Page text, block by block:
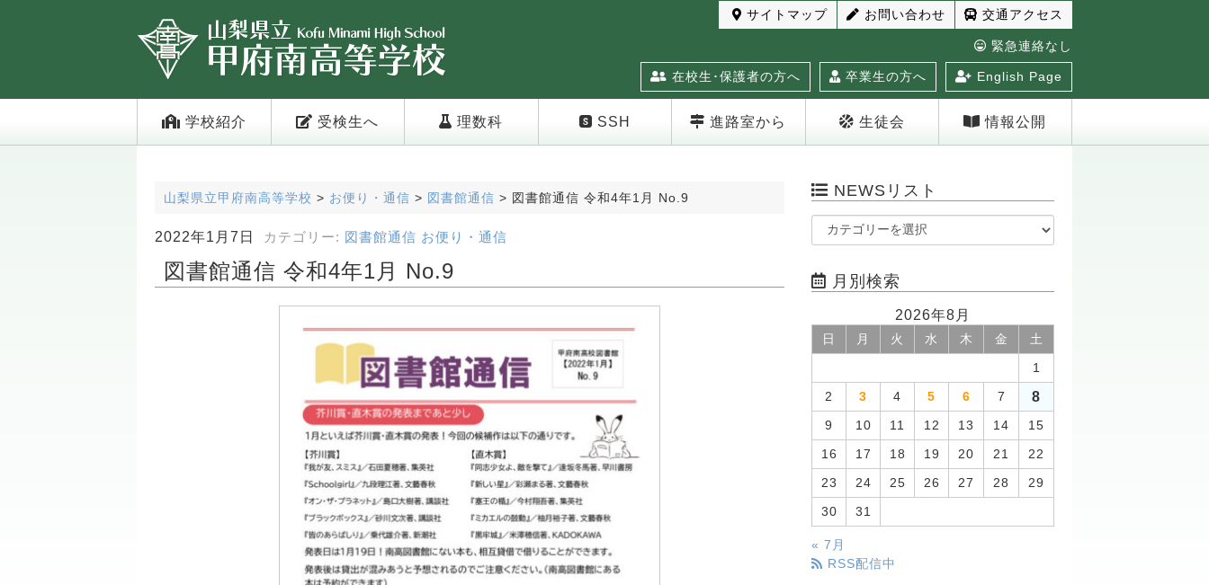
交通アクセス
お問い合わせ
サイトマップ
緊急連絡なし
在校生･保護者の方へ 卒業生の方へ English Page
学校紹介 受検生へ 理数科 SSH 進路室から 生徒会 情報公開
山梨県立甲府南高等学校 > お便り・通信 > 図書館通信 > 図書館通信 令和4年1月 No.9
2022年1月7日 カテゴリー: 図書館通信 お便り・通信
図書館通信 令和4年1月 No.9
NEWSリスト
月別検索
2026年8月
日 月 火 水 木 金 土
1
2 3 4 5 6 7 8
9 10 11 12 13 14 15
16 17 18 19 20 21 22
23 24 25 26 27 28 29
30 31
« 7月
RSS配信中